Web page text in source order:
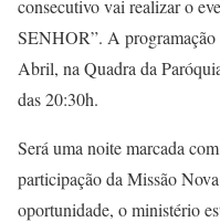
consecutivo vai realizar o
SENHOR”. A programação
Abril, na Quadra da
das 20:30h.
Será uma noite marcada
participação da Missão
oportunidade, o ministério